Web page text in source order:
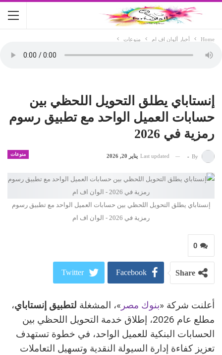
Home أخبار ألوان اف ام منوعات
إنستاباي يطلق التحويل اللحظي بين
حسابات العميل الواحد مع تطبيق رسوم
رمزية في 2026
منوعات By
-
Last updated يناير 20, 2026
إنستاباي يطلق التحويل اللحظي بين حسابات العميل الواحد مع تطبيق رسوم
رمزية في 2026 - الوان اف ام
0
Share
Facebook
Twitter
WhatsApp
Pinterest
البريد الالكتروني
أعلنت شركة «بنوك مصر »، المشغلة لتطبيق إنستاباي،
مطلع عام 2026، إطلاق خدمة التحويل اللحظي بين
الحسابات البنكية للعميل الواحد، في خطوة تستهدف
تعزيز كفاءة إدارة السيولة النقدية وتسهيل التعاملات